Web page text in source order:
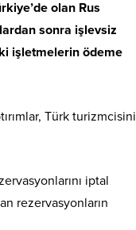
olan Rus
sonra işlevsiz
işletmelerin ödeme
Türk turizmcisini
iptal
rezervasyonların